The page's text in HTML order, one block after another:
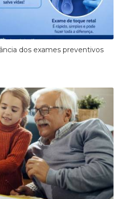
dos exames preventivos